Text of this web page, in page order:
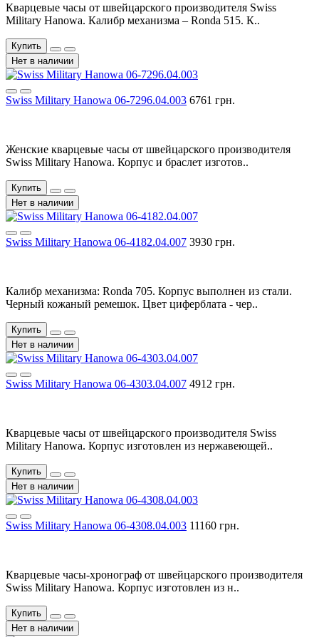
Кварцевые часы от швейцарского производителя Swiss
Military Hanowa. Калибр механизма – Ronda 515. К..
Купить
Нет в наличии
Swiss Military Hanowa 06-7296.04.003 6761 грн.
Женские кварцевые часы от швейцарского производителя
Swiss Military Hanowa. Корпус и браслет изготов..
Купить
Нет в наличии
Swiss Military Hanowa 06-4182.04.007 3930 грн.
Калибр механизма: Ronda 705. Корпус выполнен из стали.
Черный кожаный ремешок. Цвет циферблата - чер..
Купить
Нет в наличии
Swiss Military Hanowa 06-4303.04.007 4912 грн.
Кварцевые часы от швейцарского производителя Swiss
Military Hanowa. Корпус изготовлен из нержавеющей..
Купить
Нет в наличии
Swiss Military Hanowa 06-4308.04.003 11160 грн.
Кварцевые часы-хронограф от швейцарского производителя
Swiss Military Hanowa. Корпус изготовлен из н..
Купить
Нет в наличии